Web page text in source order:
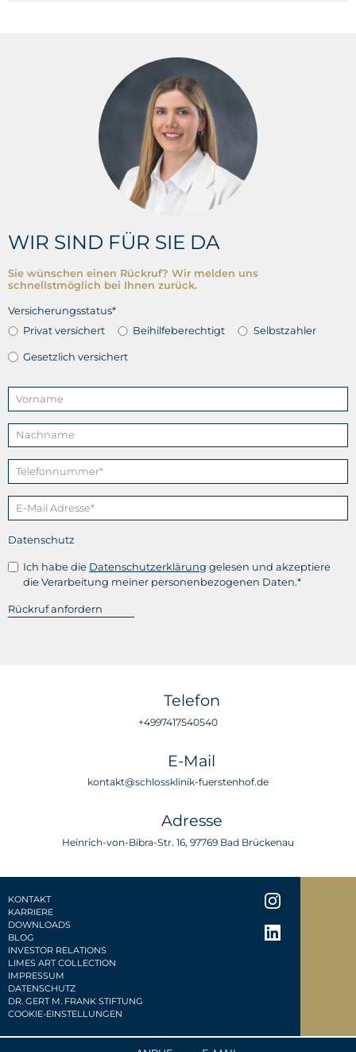
WIR SIND FÜR SIE DA
Sie wünschen einen Rückruf? Wir melden uns
schnellstmöglich bei Ihnen zurück.
Versicherungsstatus*
Privat versichert
Beihilfeberechtigt Selbstzahler
Gesetzlich versichert
Datenschutz
Ich habe die Datenschutzerklärung gelesen und akzeptiere
die Verarbeitung meiner personenbezogenen Daten.*
Telefon
+4997417540540
E-Mail
kontakt@schlossklinik-fuerstenhof.de
Adresse
Heinrich-von-Bibra-Str. 16, 97769 Bad Brückenau
KONTAKT
KARRIERE
DOWNLOADS
BLOG
INVESTOR RELATIONS
LIMES ART COLLECTION
IMPRESSUM
DATENSCHUTZ
DR. GERT M. FRANK STIFTUNG
COOKIE-EINSTELLUNGEN